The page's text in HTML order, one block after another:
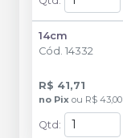
14cm
Cód. 14332
R$ 41,71
no Pix ou R$ 43,00
Qtd :